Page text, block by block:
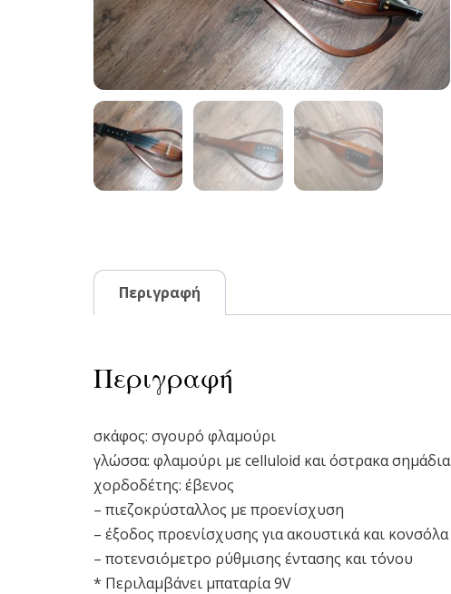
Περιγραφή
Περιγραφή
σκάφος: σγουρό φλαμούρι
γλώσσα: φλαμούρι με celluloid και όστρακα σημάδια
χορδοδέτης: έβενος
– πιεζοκρύσταλλος με προενίσχυση
– έξοδος προενίσχυσης για ακουστικά και κονσόλα
– ποτενσιόμετρο ρύθμισης έντασης και τόνου
* Περιλαμβάνει μπαταρία 9V